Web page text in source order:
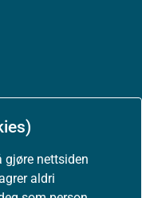
gjøre nettsiden
aldri